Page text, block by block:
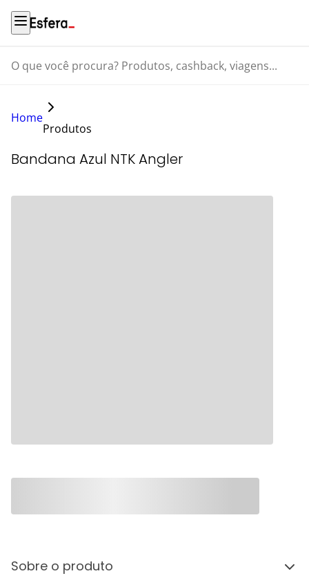
O que você procura? Produtos, cashback, viagens...
Home
Produtos
Bandana Azul NTK Angler
Sobre o produto